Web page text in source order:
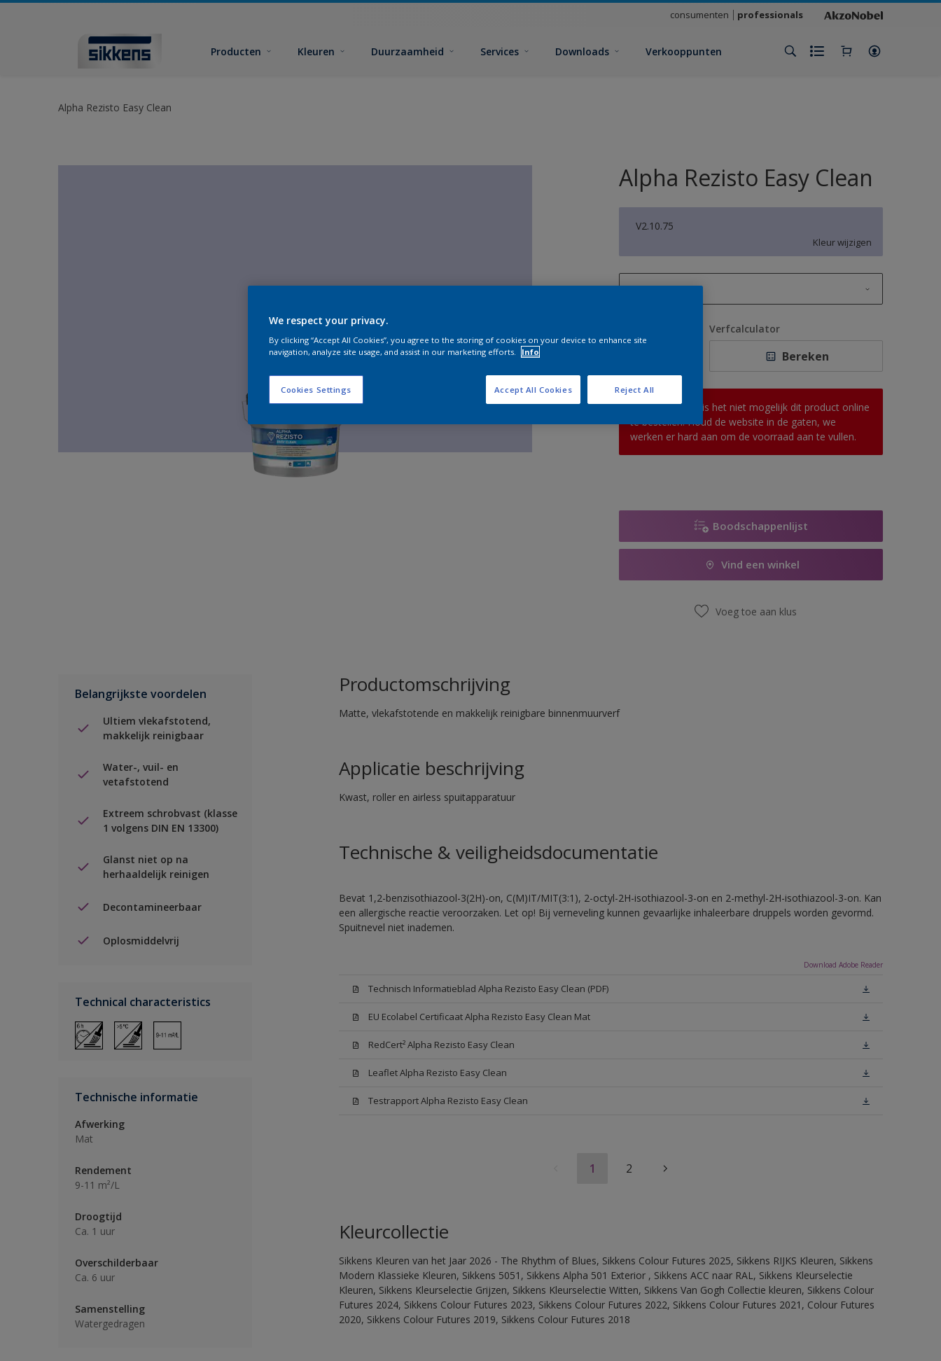
consumenten professionals
Producten Kleuren Duurzaamheid Services Downloads Verkooppunten
Alpha Rezisto Easy Clean
Alpha Rezisto Easy Clean
V2.10.75
Kleur wijzigen
1 L
2,5 L
10 L
Verfcalculator
Bereken
Op dit moment is het niet mogelijk dit product online
te bestellen. Houd de website in de gaten, we
werken er hard aan om de voorraad aan te vullen.
Boodschappenlijst
Vind een winkel
Voeg toe aan klus
Belangrijkste voordelen
Ultiem vlekafstotend,
makkelijk reinigbaar
Water-, vuil- en
vetafstotend
Extreem schrobvast (klasse
1 volgens DIN EN 13300)
Glanst niet op na
herhaaldelijk reinigen
Decontamineerbaar
Oplosmiddelvrij
Technical characteristics
Technische informatie
Afwerking
Mat
Rendement
9-11 m²/L
Droogtijd
Ca. 1 uur
Overschilderbaar
Ca. 6 uur
Samenstelling
Watergedragen
Productomschrijving
Matte, vlekafstotende en makkelijk reinigbare binnenmuurverf
Applicatie beschrijving
Kwast, roller en airless spuitapparatuur
Technische & veiligheidsdocumentatie
Bevat 1,2-benzisothiazool-3(2H)-on, C(M)IT/MIT(3:1), 2-octyl-2H-isothiazool-3-on en 2-methyl-2H-isothiazool-3-on. Kan
een allergische reactie veroorzaken. Let op! Bij verneveling kunnen gevaarlijke inhaleerbare druppels worden gevormd.
Spuitnevel niet inademen.
Download Adobe Reader
Technisch Informatieblad Alpha Rezisto Easy Clean (PDF)
EU Ecolabel Certificaat Alpha Rezisto Easy Clean Mat
RedCert² Alpha Rezisto Easy Clean
Leaflet Alpha Rezisto Easy Clean
Testrapport Alpha Rezisto Easy Clean
1 2
Kleurcollectie
Sikkens Kleuren van het Jaar 2026 - The Rhythm of Blues, Sikkens Colour Futures 2025, Sikkens RIJKS Kleuren, Sikkens
Modern Klassieke Kleuren, Sikkens 5051, Sikkens Alpha 501 Exterior , Sikkens ACC naar RAL, Sikkens Kleurselectie
Kleuren, Sikkens Kleurselectie Grijzen, Sikkens Kleurselectie Witten, Sikkens Van Gogh Collectie kleuren, Sikkens Colour
Futures 2024, Sikkens Colour Futures 2023, Sikkens Colour Futures 2022, Sikkens Colour Futures 2021, Colour Futures
2020, Sikkens Colour Futures 2019, Sikkens Colour Futures 2018
We respect your privacy.
By clicking “Accept All Cookies”, you agree to the storing of cookies on your device to enhance site
navigation, analyze site usage, and assist in our marketing efforts.
Info
Cookies Settings Reject All
Accept All Cookies